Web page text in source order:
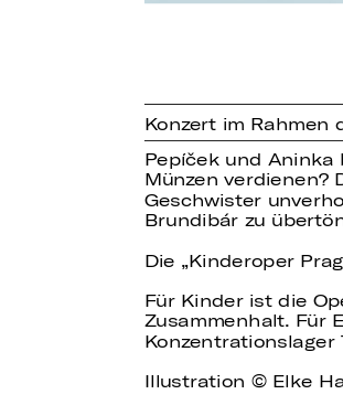
Konzert im
Pepíček und Aninka
Münzen verdienen?
Geschwister
Brundibár zu
Die „Kinderoper
Für Kinder ist die
Zusammenhalt. Für
Konzentrationslager
Illustration © Elke